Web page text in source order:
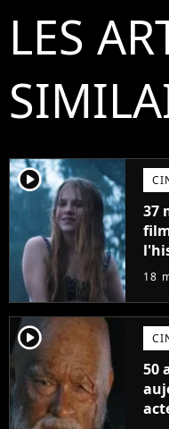
LES
player2
37
18
player2
50